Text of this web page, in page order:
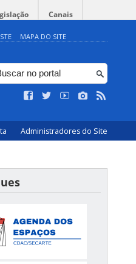
Canais
MAPA DO SITE
Administradores do Site